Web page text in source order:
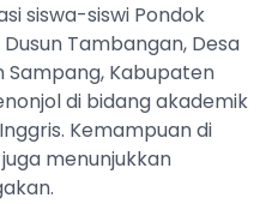
siswa-siswi Pondok
Tambangan, Desa
Sampang, Kabupaten
di bidang akademik
Kemampuan di
menunjukkan